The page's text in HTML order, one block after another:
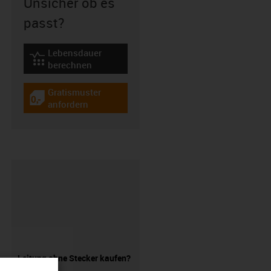
passt?
igus-icon-lebensdauerrechner
Lebensdauer
berechnen
igus-icon-gratismuster
Gratismuster
anfordern
Leitung ohne Stecker kaufen?